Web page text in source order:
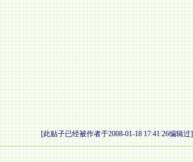
[此贴子已经被作者于2008-01-18 17:41:26编辑过]